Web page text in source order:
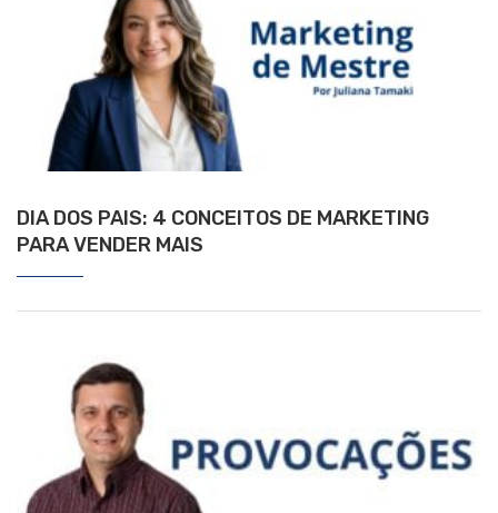
DIA DOS PAIS: 4 CONCEITOS DE MARKETING
PARA VENDER MAIS